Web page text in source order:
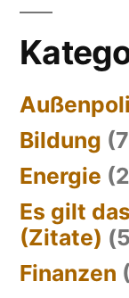
Bildung
Energie
Es gilt
(Zitate)
Finanzen